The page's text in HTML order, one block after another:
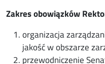
Zakres obowiązków
organizacja
jakość w obszarze
przewodniczenie